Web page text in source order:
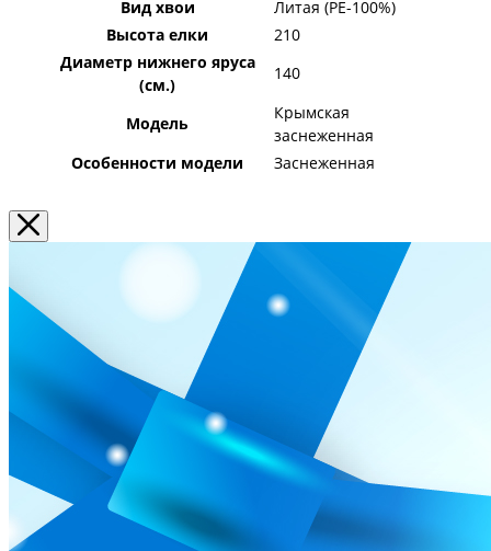
Вид хвои
Литая (PE-100%)
Высота елки
210
Диаметр нижнего яруса
(см.)
140
Модель
Крымская
заснеженная
Особенности модели
Заснеженная